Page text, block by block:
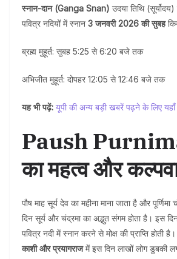
स्नान-दान (Ganga Snan) उदया तिथि
पवित्र नदियों में स्नान 3 जनवरी 2026 की सुबह
ब्रह्म मुहूर्त: सुबह 5:25 से 6:20 बजे तक
अभिजीत मुहूर्त: दोपहर 12:05 से 12:46 बजे तक
यह भी पढ़ें: यूपी की अन्य बड़ी खबरें पढ़ने के लिए
Paush
का महत्व और
पौष माह सूर्य देव का महीना माना जाता है और
दिन सूर्य और चंद्रमा का अद्भुत संगम होता है। इस
पवित्र नदी में स्नान करने से मोक्ष की प्राप्ति होती
काशी और प्रयागराजमें इस दिन लाखों लोग डुबकी